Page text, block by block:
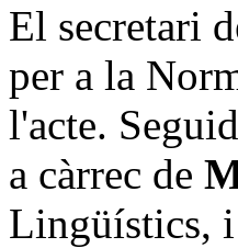
El secretari
per a la
l'acte.
a càrrec de
Lingüístics, i